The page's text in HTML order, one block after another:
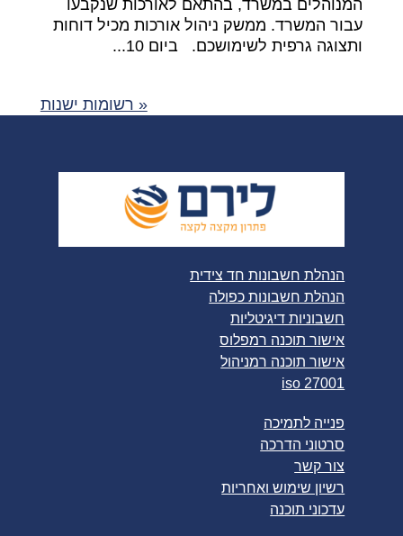
המנוהלים במשרד, בהתאם לאורכות שנקבעו
עבור המשרד. ממשק ניהול אורכות מכיל דוחות
ותצוגה גרפית לשימושכם. ביום 10...
« רשומות ישנות
הנהלת חשבונות חד צידית
הנהלת חשבונות כפולה
חשבוניות דיגיטליות
אישור תוכנה רמפלוס
אישור תוכנה רמניהול
iso 27001
פנייה לתמיכה
סרטוני הדרכה
צור קשר
רשיון שימוש ואחריות
עדכוני תוכנה